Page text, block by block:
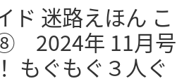
ド 迷路えほん こ
2024年 11月号
もぐもぐ３人ぐ